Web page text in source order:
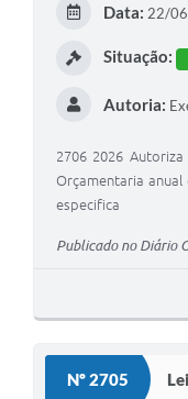
Data: 22/
Situação:
Autoria:
2706 2026
Orçamentaria
especifica
Publicado no Diário
Nº 2705